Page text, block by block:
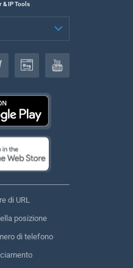
& IP Tools
di URL
posizione
di telefono